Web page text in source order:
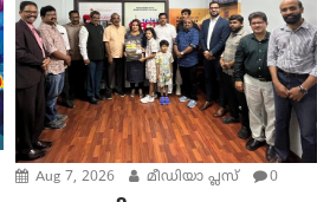
Aug 7, 2026 മീഡിയാ പ്ലസ് 0